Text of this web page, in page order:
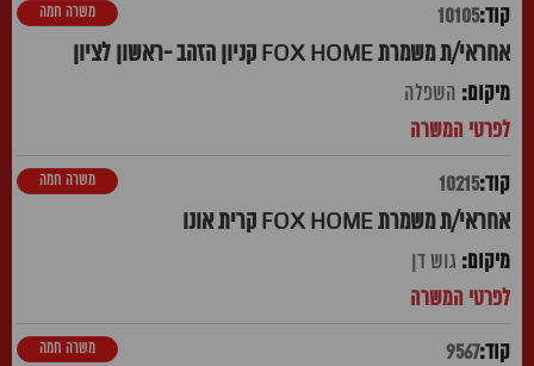
10105
אחראי/ת משמרת FOX HOME קניון הזהב -ראשון לציון
משרה חמה
השפלה
10215
אחראי/ת משמרת FOX HOME קרית אונו
משרה חמה
גוש דן
9567 משרה חמה